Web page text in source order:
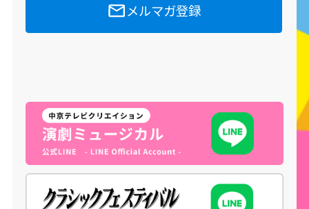
メルマガ登録